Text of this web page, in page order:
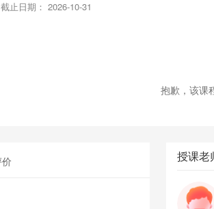
截止日期： 2026-10-31
抱歉，该课
授课老